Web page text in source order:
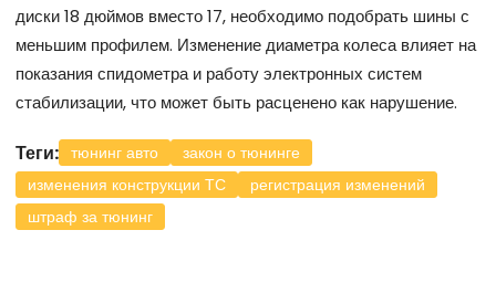
диски 18 дюймов вместо 17, необходимо подобрать шины с
меньшим профилем. Изменение диаметра колеса влияет на
показания спидометра и работу электронных систем
стабилизации, что может быть расценено как нарушение.
Теги: тюнинг авто
закон о тюнинге
изменения конструкции ТС
регистрация изменений
штраф за тюнинг